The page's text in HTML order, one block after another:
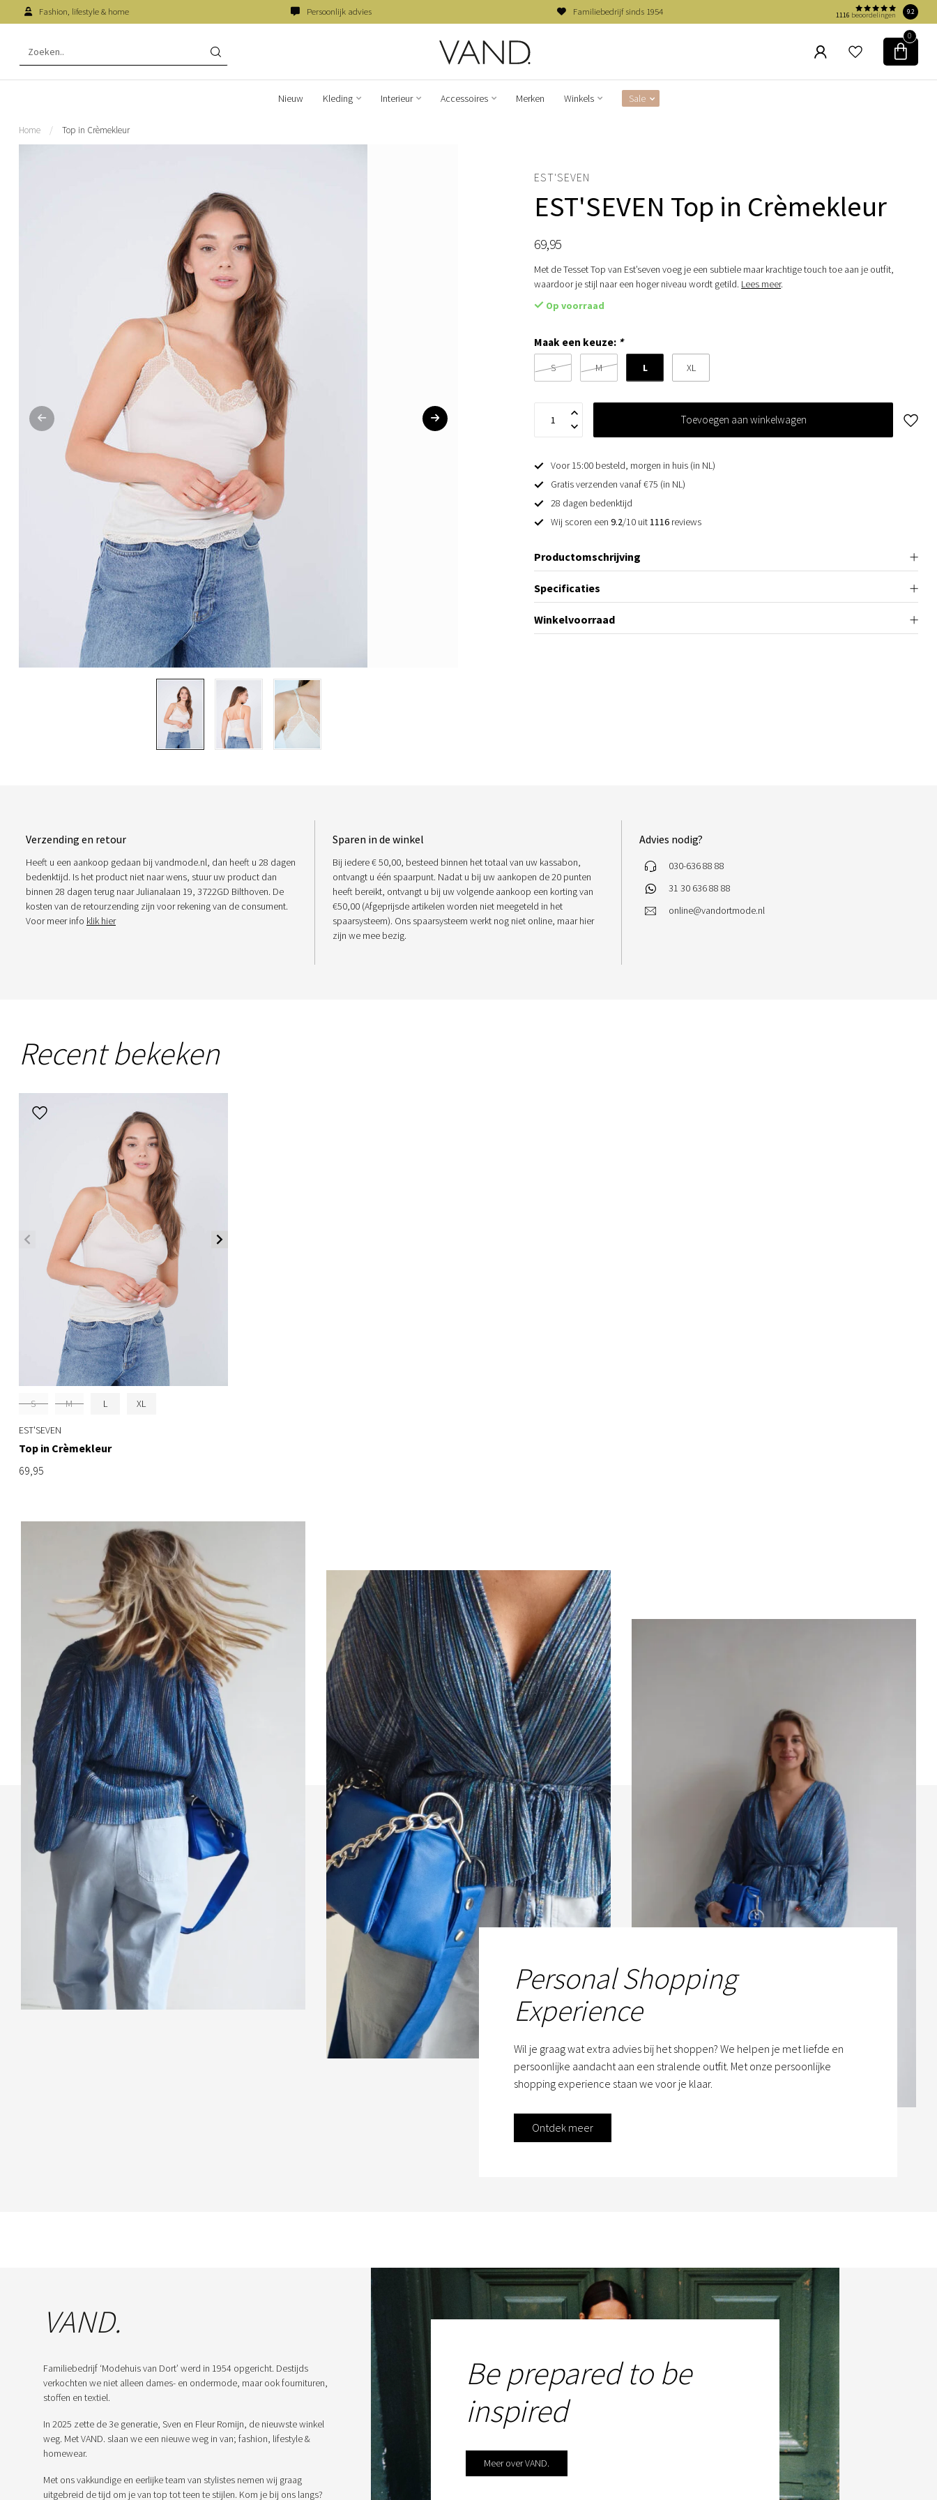
Fashion, lifestyle & home Persoonlijk advies Familiebedrijf sinds 1954 1116 beoordelingen 9.2
0
Nieuw Kleding Interieur Accessoires Merken Winkels Sale
Home / Top in Crèmekleur
EST'SEVEN
EST'SEVEN Top in Crèmekleur
69,95
Met de Tesset Top van Est’seven voeg je een subtiele maar krachtige touch toe aan je outfit,
waardoor je stijl naar een hoger niveau wordt getild. Lees meer.
Op voorraad
Maak een keuze: *
S M L XL
Toevoegen aan winkelwagen
Voor 15:00 besteld, morgen in huis (in NL)
Gratis verzenden vanaf €75 (in NL)
28 dagen bedenktijd
Wij scoren een9.2/10 uit1116 reviews
Productomschrijving
Specificaties
Winkelvoorraad
Verzending en retour
Heeft u een aankoop gedaan bij vandmode.nl, dan heeft u 28 dagen
bedenktijd. Is het product niet naar wens, stuur uw product dan
binnen 28 dagen terug naar Julianalaan 19, 3722GD Bilthoven. De
kosten van de retourzending zijn voor rekening van de consument.
Voor meer info klik hier
Sparen in de winkel
Bij iedere € 50,00, besteed binnen het totaal van uw kassabon,
ontvangt u één spaarpunt. Nadat u bij uw aankopen de 20 punten
heeft bereikt, ontvangt u bij uw volgende aankoop een korting van
€50,00 (Afgeprijsde artikelen worden niet meegeteld in het
spaarsysteem). Ons spaarsysteem werkt nog niet online, maar hier
zijn we mee bezig.
Advies nodig?
030-636 88 88
31 30 636 88 88
online@vandortmode.nl
Recent bekeken
S M L XL
EST'SEVEN
Top in Crèmekleur
69,95
Personal Shopping
Experience
Wil je graag wat extra advies bij het shoppen? We helpen je met liefde en
persoonlijke aandacht aan een stralende outfit. Met onze persoonlijke
shopping experience staan we voor je klaar.
Ontdek meer
VAND.
Familiebedrijf ‘Modehuis van Dort’ werd in 1954 opgericht. Destijds
verkochten we niet alleen dames- en ondermode, maar ook fournituren,
stoffen en textiel.
In 2025 zette de 3e generatie, Sven en Fleur Romijn, de nieuwste winkel
weg. Met VAND. slaan we een nieuwe weg in van; fashion, lifestyle &
homewear.
Met ons vakkundige en eerlijke team van stylistes nemen wij graag
uitgebreid de tijd om je van top tot teen te stijlen. Kom je bij ons langs?
Be prepared to be
inspired
Meer over VAND.